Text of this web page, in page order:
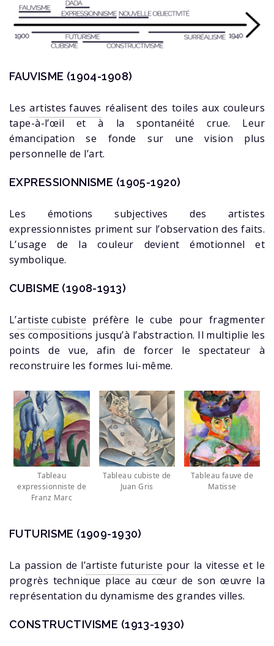
FAUVISME (1904-1908)
Lesartistes fauves réalisent des toiles aux couleurs
tape-à-l’œil et à la spontanéité crue. Leur
émancipation se fonde sur une vision plus
personnelle de l’art.
EXPRESSIONNISME (1905-1920)
Les émotions subjectives des artistes
expressionnistes priment sur l’observation des faits.
L’usage de la couleur devient émotionnel et
symbolique.
CUBISME (1908-1913)
L’artiste cubiste préfère le cube pour fragmenter
ses compositions jusqu’à l’abstraction. Il multiplie les
points de vue, afin de forcer le spectateur à
reconstruire les formes lui-même.
Tableau
expressionniste de
Franz Marc
Tableau cubiste de
Juan Gris
Tableau fauve de
Matisse
FUTURISME (1909-1930)
La passion de l’artiste futuriste pour la vitesse et le
progrès technique place au cœur de son œuvre la
représentation du dynamisme des grandes villes.
CONSTRUCTIVISME (1913-1930)